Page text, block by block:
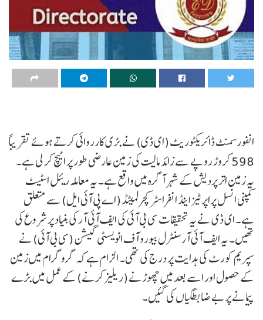
انفورسمنٹ ڈائریکٹوریٹ (ای ڈی) نے بڑی کارروائی کرتے ہوئے تقریباً
598 کروڑ روپے سے زائد مالیت کی زمین عارضی طور پر اٹیچ کر لی ہے۔
یہ زمین اتر پردیش کے شہر آگرہ میں واقع ہے۔ یہ معاملہ ریئل اسٹیٹ
کمپنی انسل پراپرٹیز اینڈ انفراسٹرکچر لمیٹڈ (اے پی آئی ایل) سے متعلق
ہے۔ ای ڈی نے یہ تحقیقات سی بی آئی کی ایف آئی آر کی بنیاد پر شروع کی
تھیں۔ یہ ایف آئی آر سنٹرل بیورو آف انویسٹی گیشن (سی بی آئی) نے
سپریم کورٹ کی ہدایت پر درج کی تھی۔ الزام ہے کہ گروگرام میں زمین
کے حصول اور اسے بعد میں چھوڑنے (ریلیز کرنے) کے عمل میں بڑے
پیمانے پر بے ضابطگیاں کی گئیں۔